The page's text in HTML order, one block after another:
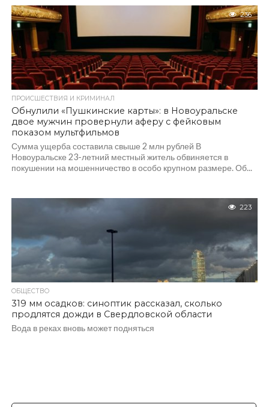
236
ПРОИСШЕСТВИЯ И КРИМИНАЛ
Обнулили «Пушкинские карты»: в Новоуральске
двое мужчин провернули аферу с фейковым
показом мультфильмов
Сумма ущерба составила свыше 2 млн рублей В
Новоуральске 23-летний местный житель обвиняется в
покушении на мошенничество в особо крупном размере. Об...
223
ОБЩЕСТВО
319 мм осадков: синоптик рассказал, сколько
продлятся дожди в Свердловской области
Вода в реках вновь может подняться